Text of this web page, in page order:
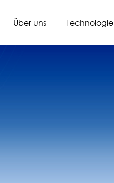
Über uns Technologie